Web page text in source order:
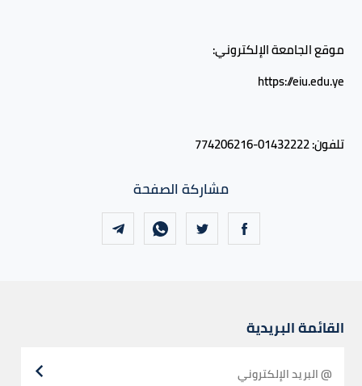
موقع الجامعة الإلكتروني:
https://eiu.edu.ye
تلفون: 01432222-774206216
مشاركة الصفحة
القائمة البريدية